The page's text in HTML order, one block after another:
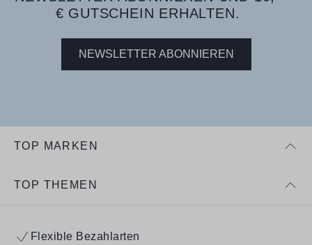
€ GUTSCHEIN ERHALTEN.
NEWSLETTER ABONNIEREN
TOP MARKEN
TOP THEMEN
Flexible Bezahlarten